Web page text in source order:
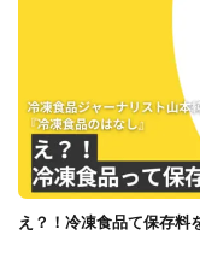
え？！冷凍食品て保存料